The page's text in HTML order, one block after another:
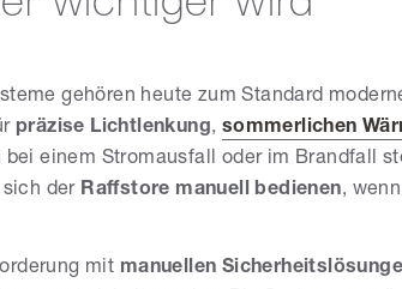
gehören heute zum Standard
präzise Lichtlenkung, sommerlichen
bei einem Stromausfall oder im Brandfall
der Raffstore manuell bedienen,
mit manuellen